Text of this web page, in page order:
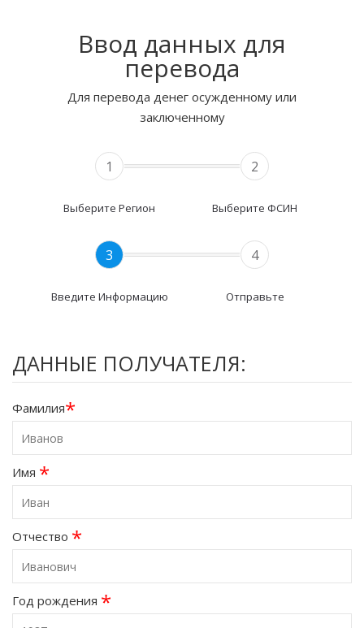
Ввод данных для
перевода
Для перевода денег осужденному или
заключенному
1
Выберите Регион
2
Выберите ФСИН
3
Введите Информацию
4
Отправьте
ДАННЫЕ ПОЛУЧАТЕЛЯ:
Фамилия*
Имя *
Отчество *
Год рождения *